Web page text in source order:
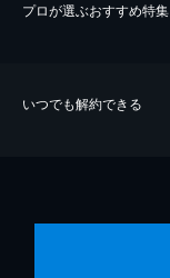
プロが選ぶおすすめ特集
いつでも解約できる